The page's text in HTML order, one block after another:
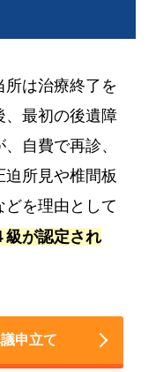
は治療終了を
、最初の後遺障
自費で再診、
迫所見や椎間板
を理由として
級が認定され
申立て